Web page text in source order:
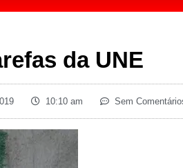
da UNE
10:10 am Sem